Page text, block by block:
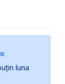
luna